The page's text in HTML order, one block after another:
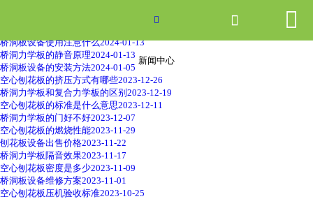
网站首页

新闻中心
 
桥洞板设备使用注意什么2024-01-13
桥洞力学板的静音原理2024-01-13
桥洞板设备的安装方法2024-01-05
空心刨花板的挤压方式有哪些2023-12-26
桥洞力学板和复合力学板的区别 2023-12-19
空心刨花板的标准是什么意思2023-12-11
桥洞力学板的门好不好2023-12-07
空心刨花板的燃烧性能2023-11-29
刨花板设备出售价格2023-11-22
桥洞力学板隔音效果2023-11-17
空心刨花板密度是多少2023-11-09
桥洞板设备维修方案2023-11-01
空心刨花板压机验收标准2023-10-25